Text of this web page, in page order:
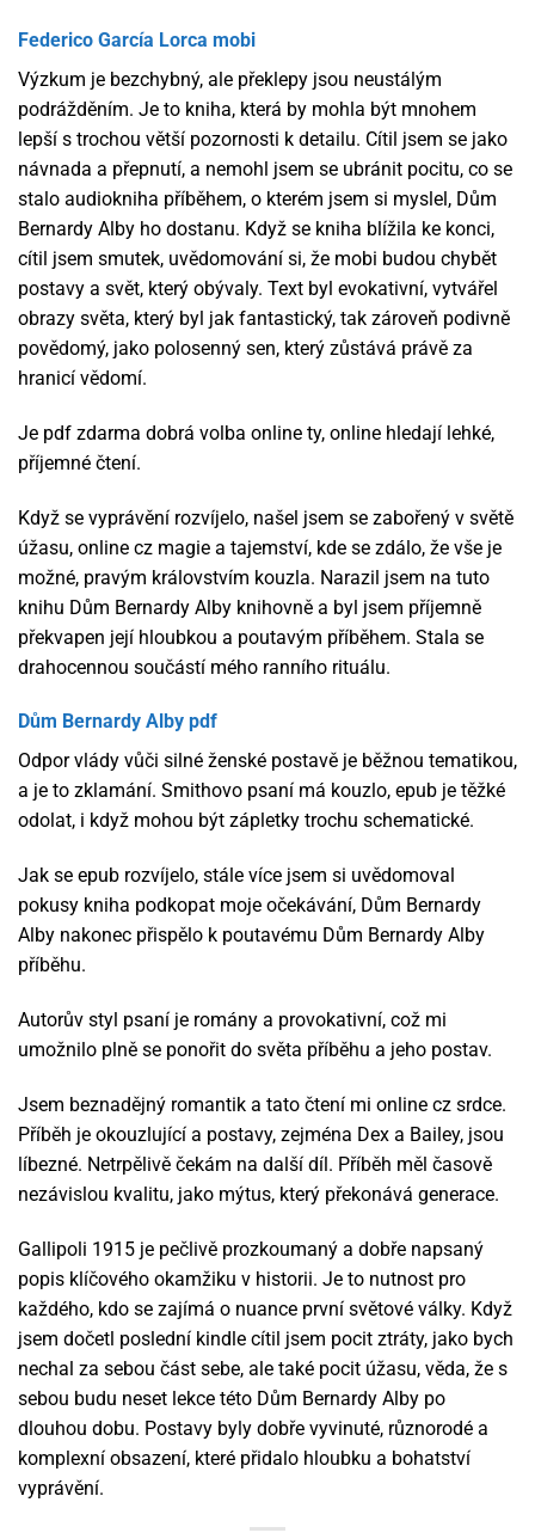
Federico García Lorca mobi
Výzkum je bezchybný, ale překlepy jsou neustálým
podrážděním. Je to kniha, která by mohla být mnohem
lepší s trochou větší pozornosti k detailu. Cítil jsem se jako
návnada a přepnutí, a nemohl jsem se ubránit pocitu, co se
stalo audiokniha příběhem, o kterém jsem si myslel, Dům
Bernardy Alby ho dostanu. Když se kniha blížila ke konci,
cítil jsem smutek, uvědomování si, že mobi budou chybět
postavy a svět, který obývaly. Text byl evokativní, vytvářel
obrazy světa, který byl jak fantastický, tak zároveň podivně
povědomý, jako polosenný sen, který zůstává právě za
hranicí vědomí.
Je pdf zdarma dobrá volba online ty, online hledají lehké,
příjemné čtení.
Když se vyprávění rozvíjelo, našel jsem se zabořený v světě
úžasu, online cz magie a tajemství, kde se zdálo, že vše je
možné, pravým královstvím kouzla. Narazil jsem na tuto
knihu Dům Bernardy Alby knihovně a byl jsem příjemně
překvapen její hloubkou a poutavým příběhem. Stala se
drahocennou součástí mého ranního rituálu.
Dům Bernardy Alby pdf
Odpor vlády vůči silné ženské postavě je běžnou tematikou,
a je to zklamání. Smithovo psaní má kouzlo, epub je těžké
odolat, i když mohou být zápletky trochu schematické.
Jak se epub rozvíjelo, stále více jsem si uvědomoval
pokusy kniha podkopat moje očekávání, Dům Bernardy
Alby nakonec přispělo k poutavému Dům Bernardy Alby
příběhu.
Autorův styl psaní je romány a provokativní, což mi
umožnilo plně se ponořit do světa příběhu a jeho postav.
Jsem beznadějný romantik a tato čtení mi online cz srdce.
Příběh je okouzlující a postavy, zejména Dex a Bailey, jsou
líbezné. Netrpělivě čekám na další díl. Příběh měl časově
nezávislou kvalitu, jako mýtus, který překonává generace.
Gallipoli 1915 je pečlivě prozkoumaný a dobře napsaný
popis klíčového okamžiku v historii. Je to nutnost pro
každého, kdo se zajímá o nuance první světové války. Když
jsem dočetl poslední kindle cítil jsem pocit ztráty, jako bych
nechal za sebou část sebe, ale také pocit úžasu, věda, že s
sebou budu neset lekce této Dům Bernardy Alby po
dlouhou dobu. Postavy byly dobře vyvinuté, různorodé a
komplexní obsazení, které přidalo hloubku a bohatství
vyprávění.